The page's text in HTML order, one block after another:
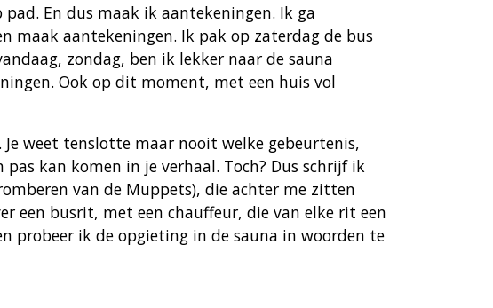
En dus maak ik aantekeningen. Ik ga
maak aantekeningen. Ik pak op zaterdag de bus
zondag, ben ik lekker naar de sauna
Ook op dit moment, met een huis vol
weet tenslotte maar nooit welke gebeurtenis,
kan komen in je verhaal. Toch? Dus schrijf ik
van de Muppets), die achter me zitten
een busrit, met een chauffeur, die van elke rit een
probeer ik de opgieting in de sauna in woorden te